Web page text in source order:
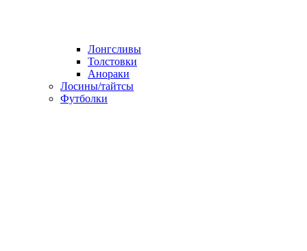
Лонгсливы
Толстовки
Анораки
Лосины/тайтсы
Футболки